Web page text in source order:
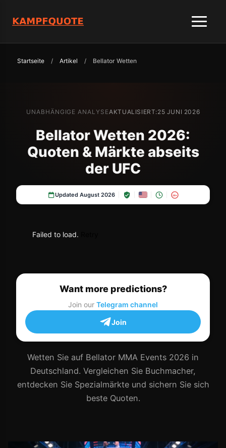
Startseite / Artikel / Bellator Wetten
UNABHÄNGIGE ANALYSEAKTUALISIERT:25 JUNI 2026
Bellator Wetten 2026:
Quoten & Märkte abseits
der UFC
Updated August 2026 18+
Failed to load.
Want more predictions?
Join our Telegram channel
Join
Wetten Sie auf Bellator MMA Events 2026 in
Deutschland. Vergleichen Sie Buchmacher,
entdecken Sie Spezialmärkte und sichern Sie sich
beste Quoten.